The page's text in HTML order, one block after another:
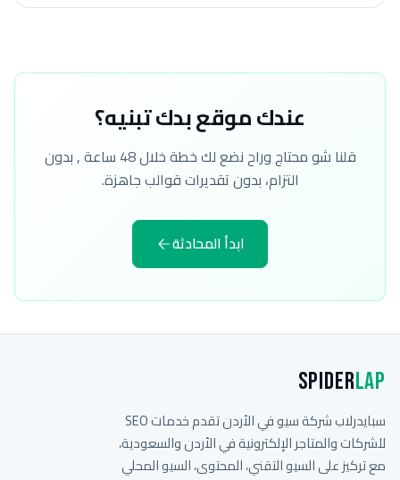
عندك موقع بدك تبنيه؟
قلنا شو محتاج وراح نضع لك خطة خلال 48 ساعة , بدون
التزام، بدون تقديرات قوالب جاهزة.
ابدأ المحادثة
SpiderLap
سبايدرلاب شركة سيو في الأردن تقدم خدمات SEO
للشركات والمتاجر الإلكترونية في الأردن والسعودية،
مع تركيز على السيو التقني، المحتوى، السيو المحلي